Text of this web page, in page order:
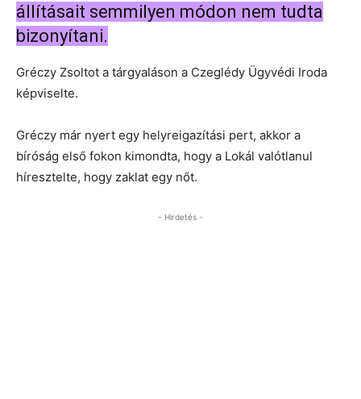
állításait semmilyen módon nem tudta
bizonyítani.
Gréczy Zsoltot a tárgyaláson a Czeglédy Ügyvédi Iroda
képviselte.
Gréczy már nyert egy helyreigazítási pert, akkor a
bíróság első fokon kimondta, hogy a Lokál valótlanul
híresztelte, hogy zaklat egy nőt.
- Hirdetés -